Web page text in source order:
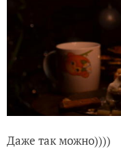
Даже так можно))))